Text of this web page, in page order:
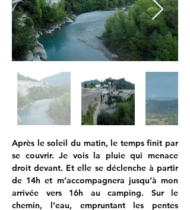
Après le soleil du matin, le temps finit par
se couvrir. Je vois la pluie qui menace
droit devant. Et elle se déclenche à partir
de 14h et m’accompagnera jusqu’à mon
arrivée vers 16h au camping. Sur le
chemin, l’eau, empruntant les pentes